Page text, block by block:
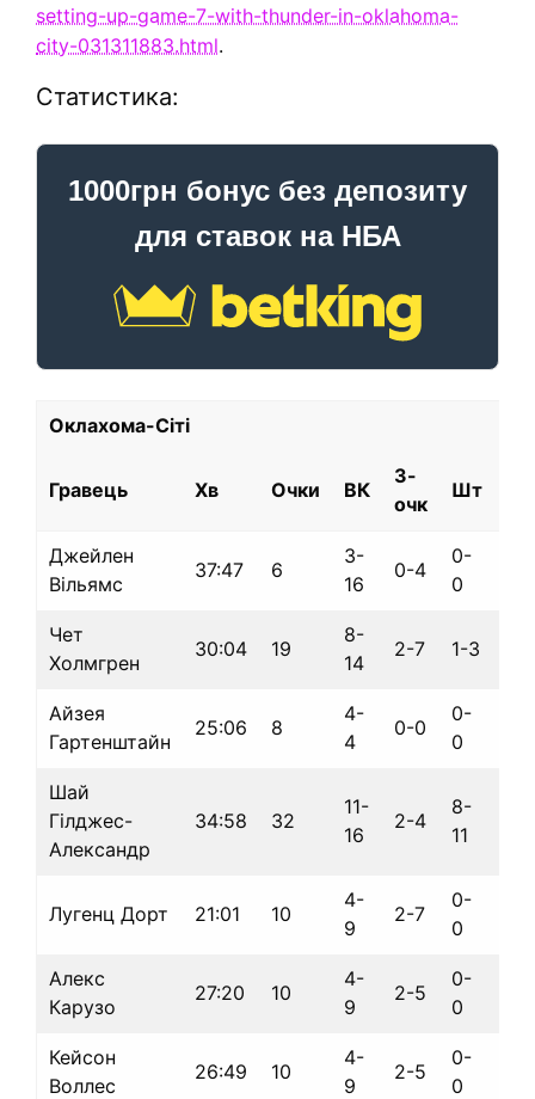
setting-up-game-7-with-thunder-in-oklahoma-
city-031311883.html.
Статистика:
1000грн бонус без депозиту
для ставок на НБА
Оклахома-Сіті
Гравець Хв Очки ВК
3-
очк
Шт
Джейлен
Вільямс
37:47 6
3-
16
0-4
0-
0
Чет
Холмгрен
30:04 19
8-
14
2-7 1-3
Айзея
Гартенштайн
25:06 8
4-
4
0-0
0-
0
Шай
Гілджес-
Александр
34:58 32
11-
16
2-4
8-
11
Лугенц Дорт 21:01 10
4-
9
2-7
0-
0
Алекс
Карузо
27:20 10
4-
9
2-5
0-
0
Кейсон
Воллес
26:49 10
4-
9
2-5
0-
0